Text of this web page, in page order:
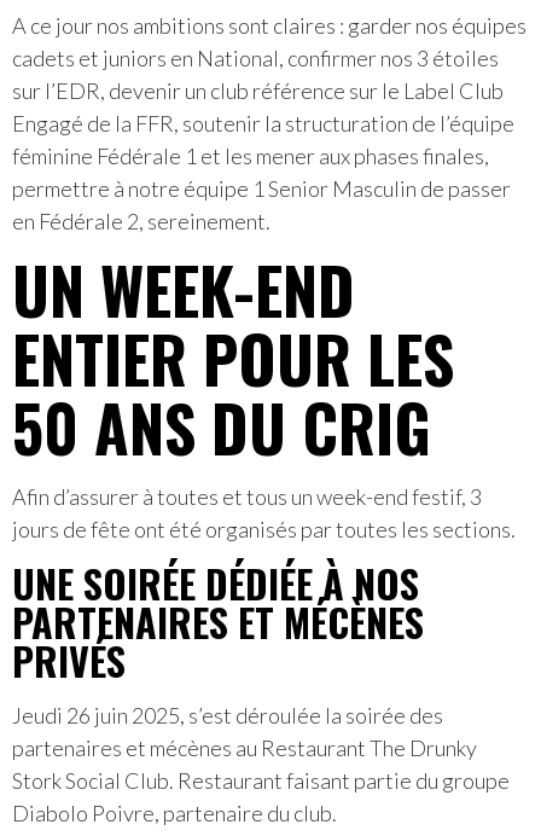
A ce jour nos ambitions sont claires : garder nos équipes
cadets et juniors en National, confirmer nos 3 étoiles
sur l’EDR, devenir un club référence sur le Label Club
Engagé de la FFR, soutenir la structuration de l’équipe
féminine Fédérale 1 et les mener aux phases finales,
permettre à notre équipe 1 Senior Masculin de passer
en Fédérale 2, sereinement.
UN WEEK-END
ENTIER POUR LES
50 ANS DU CRIG
Afin d’assurer à toutes et tous un week-end festif, 3
jours de fête ont été organisés par toutes les sections.
UNE SOIRÉE DÉDIÉE À NOS
PARTENAIRES ET MÉCÈNES
PRIVÉS
Jeudi 26 juin 2025, s’est déroulée la soirée des
partenaires et mécènes au Restaurant The Drunky
Stork Social Club. Restaurant faisant partie du groupe
Diabolo Poivre, partenaire du club.